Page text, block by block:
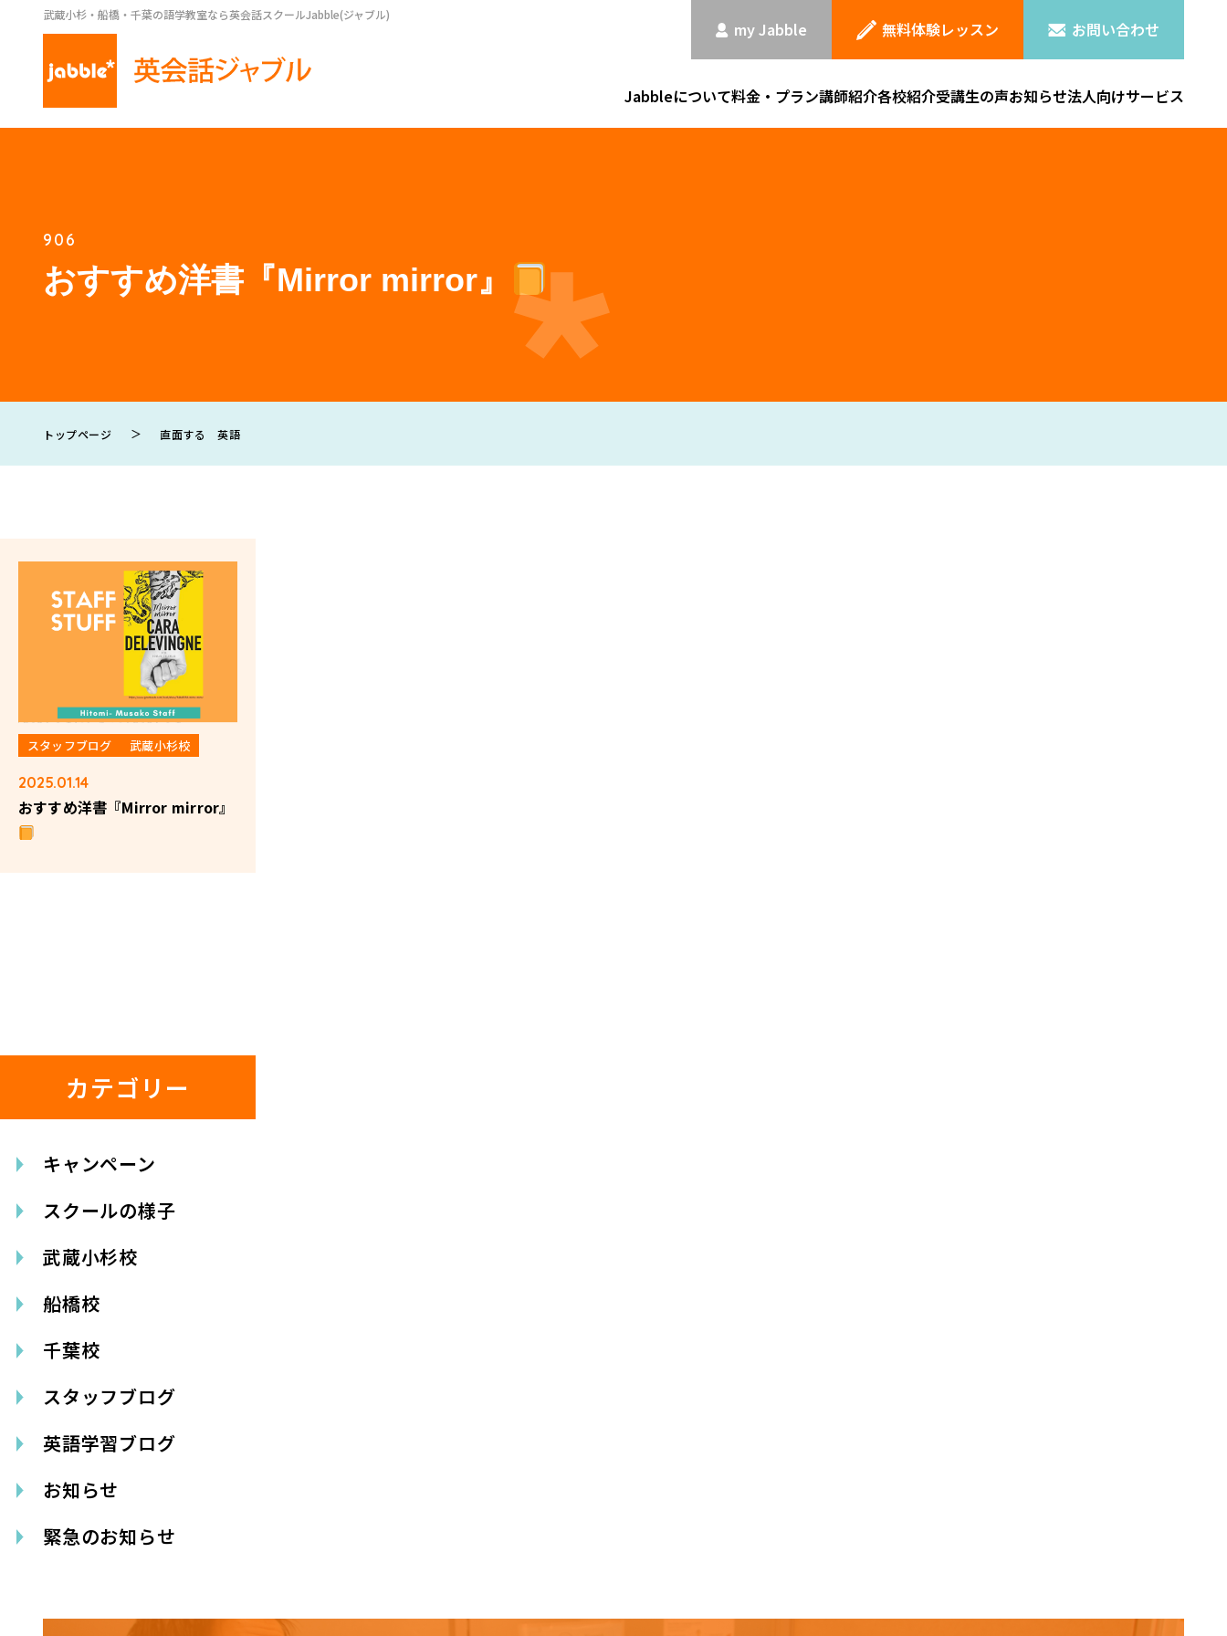
武蔵小杉・船橋・千葉の語学教室なら英会話スクールJabble(ジャブル)
my Jabble 無料体験レッスン お問い合わせ
Jabbleについて料金・プラン講師紹介各校紹介受講生の声お知らせ法人向けサービス
906
おすすめ洋書『Mirror mirror』
トップページ ＞ 直面する 英語
スタッフブログ 武蔵小杉校
2025.01.14
おすすめ洋書『Mirror mirror』
カテゴリー
キャンペーン
スクールの様子
武蔵小杉校
船橋校
千葉校
スタッフブログ
英語学習ブログ
お知らせ
緊急のお知らせ